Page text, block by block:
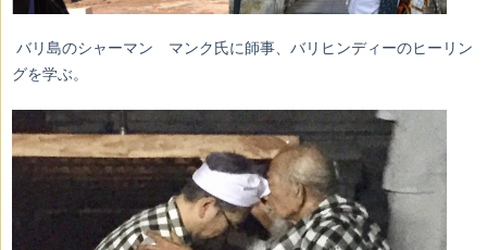
バリ島のシャーマン マンク氏に師事、バリヒンディーのヒーリン
グを学ぶ。